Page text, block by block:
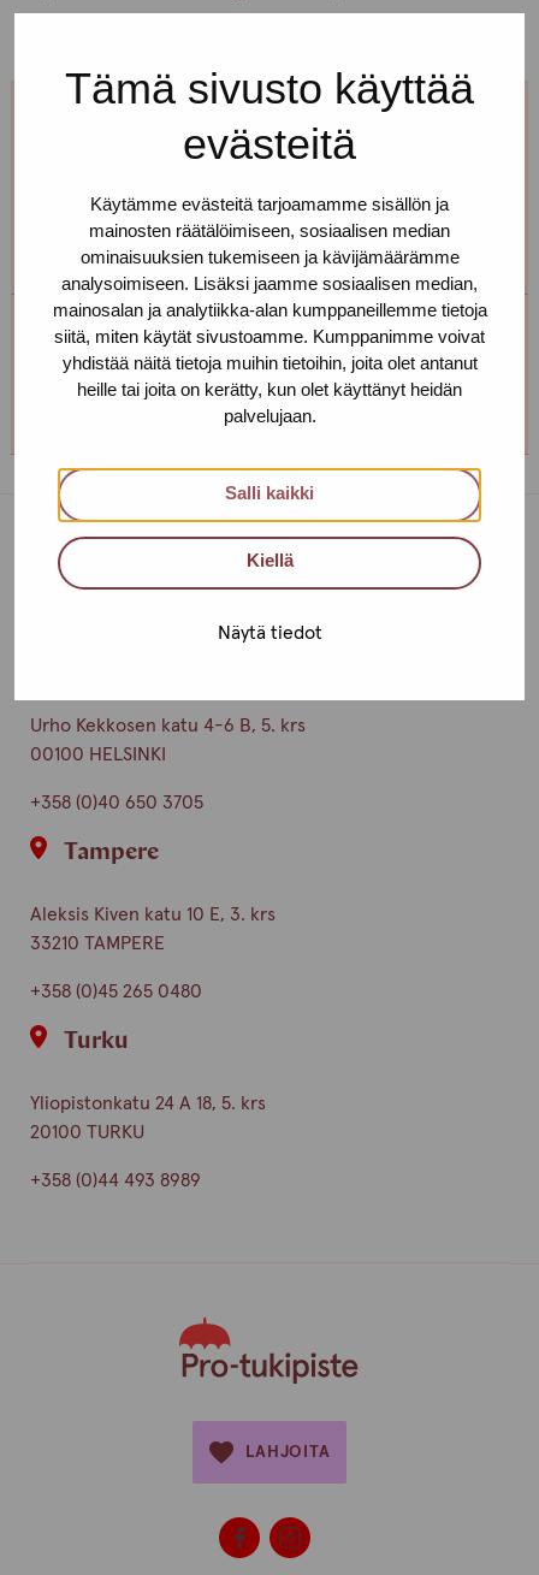
Tämä sivusto käyttää
evästeitä
Käytämme evästeitä tarjoamamme sisällön ja
mainosten räätälöimiseen, sosiaalisen median
ominaisuuksien tukemiseen ja kävijämäärämme
analysoimiseen. Lisäksi jaamme sosiaalisen median,
mainosalan ja analytiikka-alan kumppaneillemme tietoja
siitä, miten käytät sivustoamme. Kumppanimme voivat
yhdistää näitä tietoja muihin tietoihin, joita olet antanut
heille tai joita on kerätty, kun olet käyttänyt heidän
palvelujaan.
Salli kaikki
Kiellä
Näytä tiedot
Jos et pääse paikalle, mutta haluaisit
Voimme sopia sinulle sopivan ajan ja paikan!
Helsingin toimipiste
+358 (0)40 650 3705
Toimipisteet
Urho Kekkosen katu 4-6 B, 5. krs
00100 HELSINKI
+358 (0)40 650 3705
Tampere
Aleksis Kiven katu 10 E, 3. krs
33210 TAMPERE
+358 (0)45 265 0480
Turku
Yliopistonkatu 24 A 18, 5. krs
20100 TURKU
+358 (0)44 493 8989
LAHJOITA